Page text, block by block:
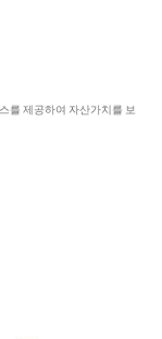
를 제공하여 자산가치를 보